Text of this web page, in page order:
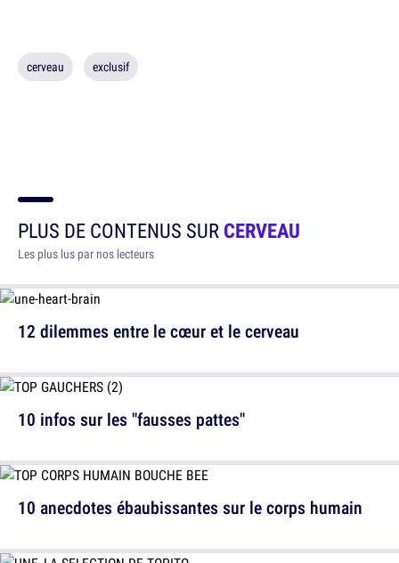
cerveau exclusif
PLUS DE CONTENUS SURCERVEAU
Les plus lus par nos lecteurs
12 dilemmes entre le cœur et le cerveau
10 anecdotes ébaubissantes sur le corps humain
10 infos sur les "fausses pattes"